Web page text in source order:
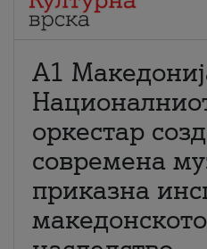
А1
оркестар
современа
приказна